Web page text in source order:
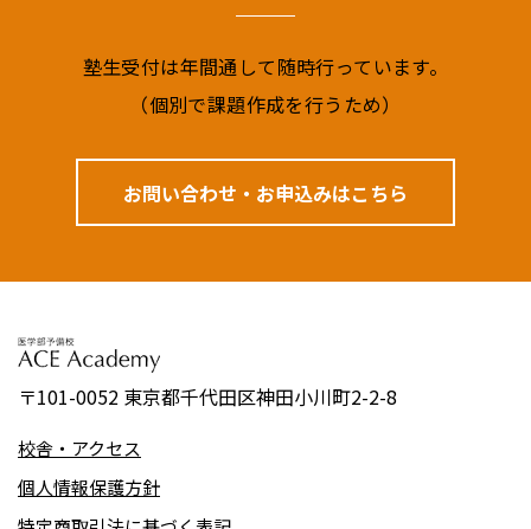
塾⽣受付は年間通して随時⾏っています。
（個別で課題作成を⾏うため）
お問い合わせ・お申込みはこちら
〒101-0052 東京都千代⽥区神⽥⼩川町2-2-8
校舎・アクセス
個人情報保護方針